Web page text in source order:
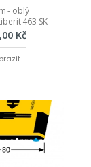
- oblý
463 SK
Kč